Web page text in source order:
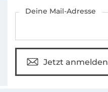
Deine Mail-Adresse
Jetzt anmelden